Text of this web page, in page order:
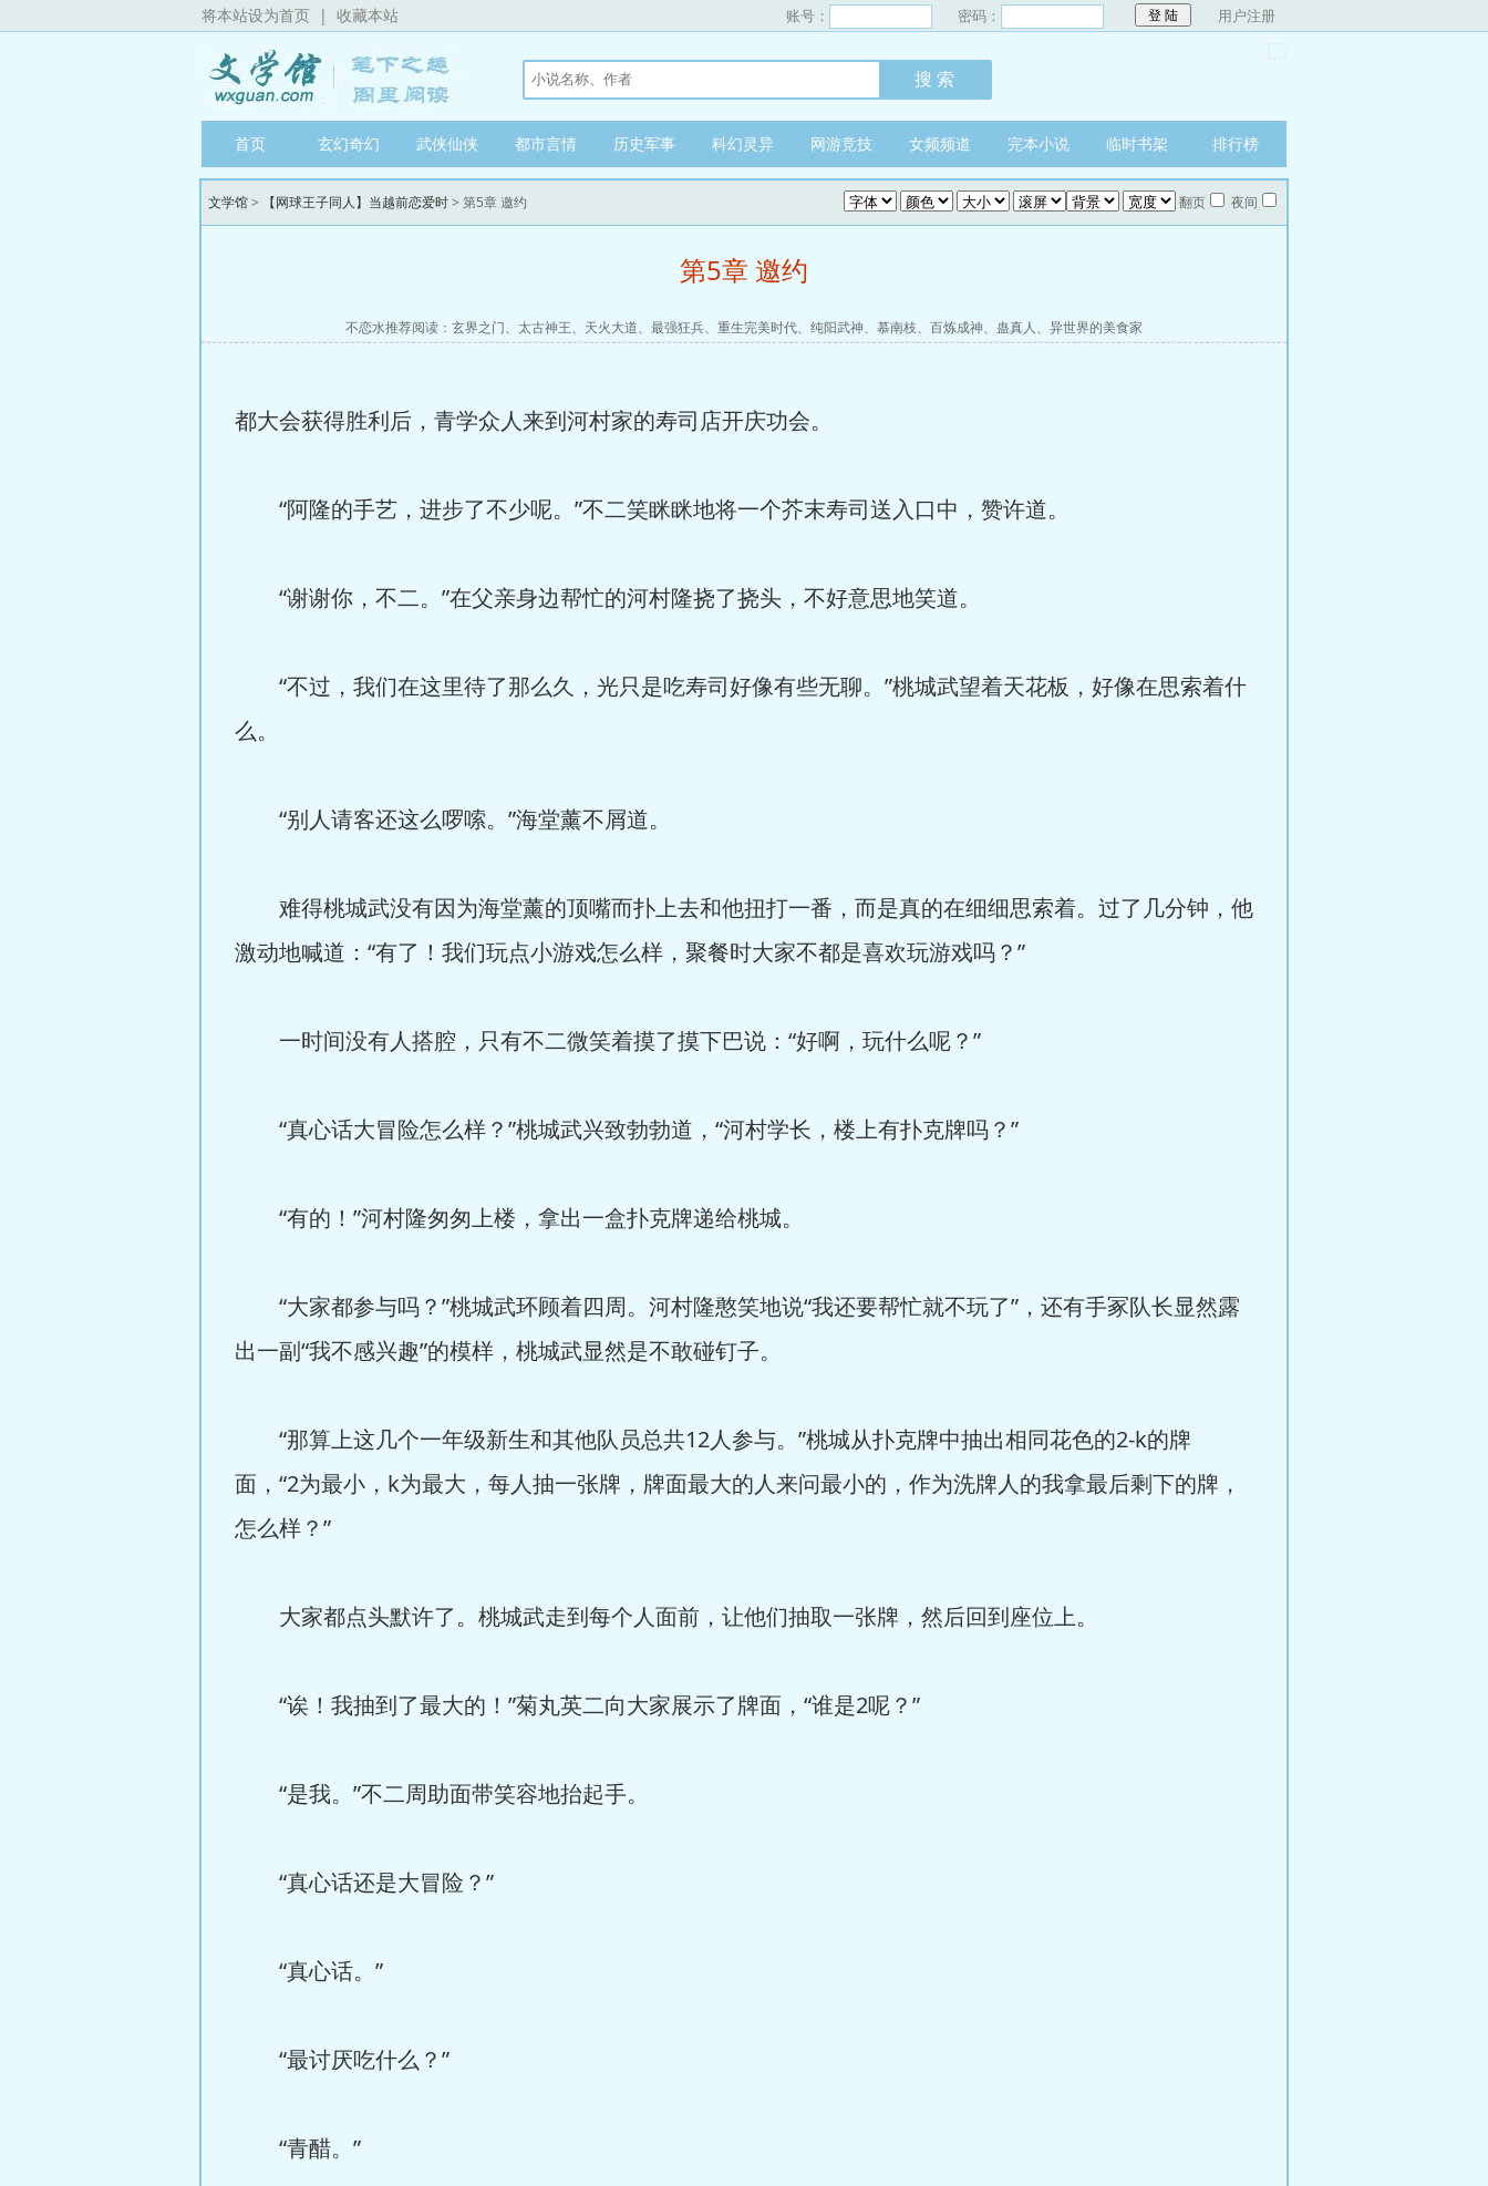
将本站设为首页 | 收藏本站 账号： 密码： 用户注册
首页 玄幻奇幻 武侠仙侠 都市言情 历史军事 科幻灵异 网游竞技 女频频道 完本小说 临时书架 排行榜
文学馆> 【网球王子同人】当越前恋爱时> 第5章 邀约 翻页 夜间
第5章 邀约
不恋水推荐阅读： 玄界之门、 太古神王、 天火大道、 最强狂兵、 重生完美时代、 纯阳武神、 慕南枝、 百炼成神、 蛊真人、 异世界的美食家
都大会获得胜利后，青学众人来到河村家的寿司店开庆功会。
“阿隆的手艺，进步了不少呢。”不二笑眯眯地将一个芥末寿司送入口中，赞许道。
“谢谢你，不二。”在父亲身边帮忙的河村隆挠了挠头，不好意思地笑道。
“不过，我们在这里待了那么久，光只是吃寿司好像有些无聊。”桃城武望着天花板，好像在思索着什
么。
“别人请客还这么啰嗦。”海堂薰不屑道。
难得桃城武没有因为海堂薰的顶嘴而扑上去和他扭打一番，而是真的在细细思索着。过了几分钟，他
激动地喊道：“有了！我们玩点小游戏怎么样，聚餐时大家不都是喜欢玩游戏吗？”
一时间没有人搭腔，只有不二微笑着摸了摸下巴说：“好啊，玩什么呢？”
“真心话大冒险怎么样？”桃城武兴致勃勃道，“河村学长，楼上有扑克牌吗？”
“有的！”河村隆匆匆上楼，拿出一盒扑克牌递给桃城。
“大家都参与吗？”桃城武环顾着四周。河村隆憨笑地说“我还要帮忙就不玩了”，还有手冢队长显然露
出一副“我不感兴趣”的模样，桃城武显然是不敢碰钉子。
“那算上这几个一年级新生和其他队员总共12人参与。”桃城从扑克牌中抽出相同花色的2-k的牌
面，“2为最小，k为最大，每人抽一张牌，牌面最大的人来问最小的，作为洗牌人的我拿最后剩下的牌，
怎么样？”
大家都点头默许了。桃城武走到每个人面前，让他们抽取一张牌，然后回到座位上。
“诶！我抽到了最大的！”菊丸英二向大家展示了牌面，“谁是2呢？”
“是我。”不二周助面带笑容地抬起手。
“真心话还是大冒险？”
“真心话。”
“最讨厌吃什么？”
“青醋。”